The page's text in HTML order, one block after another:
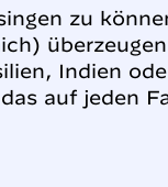
zu
Indien
auf jeden